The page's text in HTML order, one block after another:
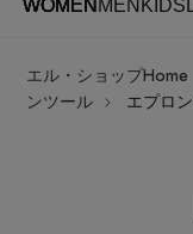
WOMEN MEN KIDS
WOMENMENKIDS
ITEMS
エル・ショップHome
ンツール
エプロ